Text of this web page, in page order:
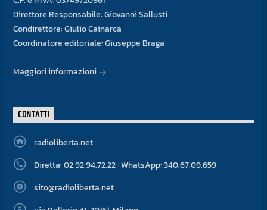
Direttore Responsabile: Giovanni Sallusti
Condirettore: Giulio Cainarca
Coordinatore editoriale: Giuseppe Braga
Maggiori informazioni
CONTATTI
radioliberta.net
Diretta: 02.92.94.72.22 · WhatsApp: 340.67.09.659
sito@radioliberta.net